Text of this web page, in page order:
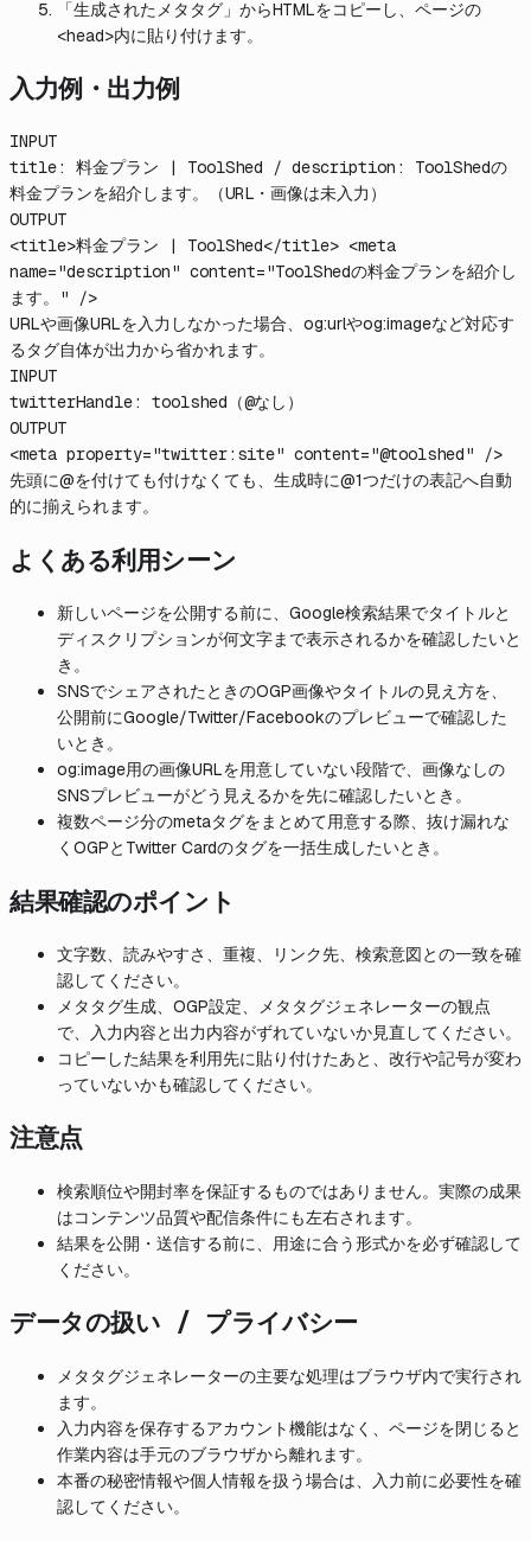
「生成されたメタタグ」からHTMLをコピーし、ページの
<head>内に貼り付けます。
入力例・出力例
INPUT
title: 料金プラン | ToolShed / description: ToolShedの
料金プランを紹介します。（URL・画像は未入力）
OUTPUT
<title>料金プラン | ToolShed</title> <meta
name="description" content="ToolShedの料金プランを紹介し
ます。" />
URLや画像URLを入力しなかった場合、og:urlやog:imageなど対応す
るタグ自体が出力から省かれます。
INPUT
twitterHandle: toolshed（@なし）
OUTPUT
<meta property="twitter:site" content="@toolshed" />
先頭に@を付けても付けなくても、生成時に@1つだけの表記へ自動
的に揃えられます。
よくある利用シーン
新しいページを公開する前に、Google検索結果でタイトルと
ディスクリプションが何文字まで表示されるかを確認したいと
き。
SNSでシェアされたときのOGP画像やタイトルの見え方を、
公開前にGoogle/Twitter/Facebookのプレビューで確認した
いとき。
og:image用の画像URLを用意していない段階で、画像なしの
SNSプレビューがどう見えるかを先に確認したいとき。
複数ページ分のmetaタグをまとめて用意する際、抜け漏れな
くOGPとTwitter Cardのタグを一括生成したいとき。
結果確認のポイント
文字数、読みやすさ、重複、リンク先、検索意図との一致を確
認してください。
メタタグ生成、OGP設定、メタタグジェネレーターの観点
で、入力内容と出力内容がずれていないか見直してください。
コピーした結果を利用先に貼り付けたあと、改行や記号が変わ
っていないかも確認してください。
注意点
検索順位や開封率を保証するものではありません。実際の成果
はコンテンツ品質や配信条件にも左右されます。
結果を公開・送信する前に、用途に合う形式かを必ず確認して
ください。
データの扱い / プライバシー
メタタグジェネレーターの主要な処理はブラウザ内で実行され
ます。
入力内容を保存するアカウント機能はなく、ページを閉じると
作業内容は手元のブラウザから離れます。
本番の秘密情報や個人情報を扱う場合は、入力前に必要性を確
認してください。